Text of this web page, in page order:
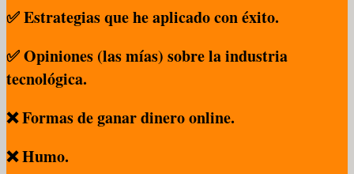
✅ Estrategias que he aplicado con éxito.
✅ Opiniones (las mías) sobre la industria
tecnológica.
❌ Formas de ganar dinero online.
❌ Humo.